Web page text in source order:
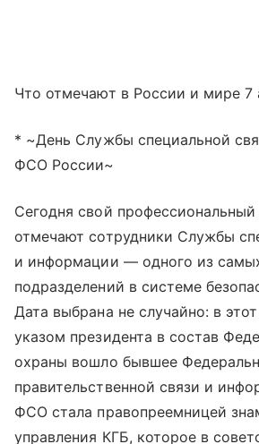
Что отмечают в России и мире 7
* ~День Службы специальной
ФСО России~
Сегодня свой профессиональный
отмечают сотрудники Службы
и информации — одного из
подразделений в системе
Дата выбрана не случайно: в
указом президента в состав
охраны вошло бывшее
правительственной связи и
ФСО стала правопреемницей
управления КГБ, которое в